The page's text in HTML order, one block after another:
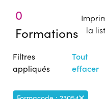
0
Formations
la
Filtres
appliqués
Tout
effacer